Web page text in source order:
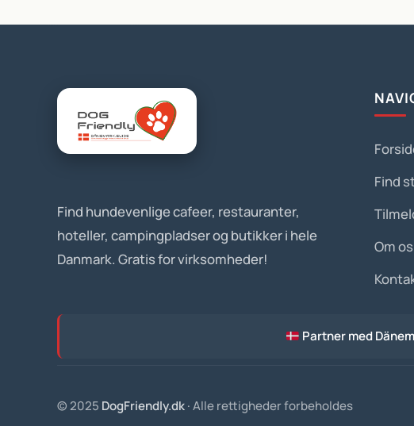
Find hundevenlige cafeer, restauranter,
hoteller, campingpladser og butikker i hele
Danmark. Gratis for virksomheder!
Find
Om os
Partner med
© 2025 DogFriendly.dk· Alle rettigheder forbeholdes